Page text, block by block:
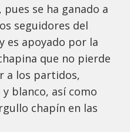
se ha ganado a
seguidores del
es apoyado por la
que no pierde
a los partidos,
blanco, así como
chapín en las